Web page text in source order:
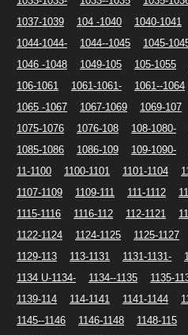
1037-1039
104 -1040 1040-1041
1044-1044-
1044--1045 1045-
1046 -1048
1049-105 105-1055
106-1061
1061-1061- 1061--1064
1065 -1067
1067-1069 1069-107
1075-1076
1076-108 108-1080-
1085-1086
1086-109 109-1090-
11-1100
1100-1101 1101-1104
1107-1109
1109-111 111-1112
1115-1116
1116-112 112-1121
1122-1124
1124-1125 1125-1127
1129-113
113-1131 1131-1131-
1134 U-1134-
1134--1135 1135-
1139-114
114-1141 1141-1144
1145--1146
1146-1148 1148-115